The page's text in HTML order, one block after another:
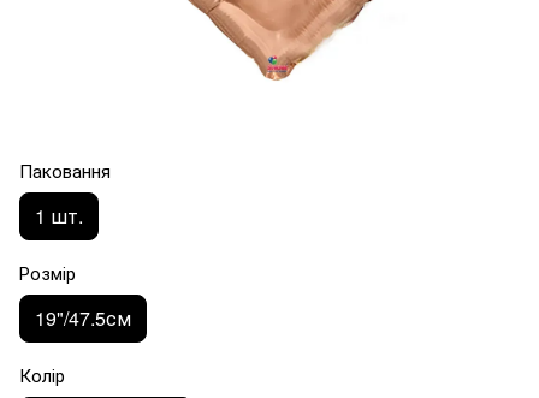
Паковання
1 шт.
Розмір
19"/47.5см
Колір